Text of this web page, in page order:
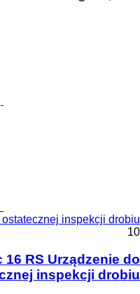
inspekcji drobiu
10
16 RS Urządzenie do
inspekcji drobiu